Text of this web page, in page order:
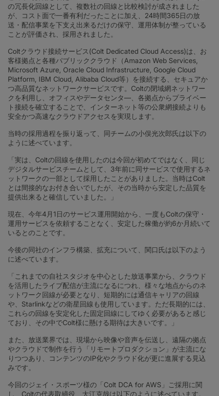
の冗長化回線として、複数社の回線と比較検討が成されました
が、コスト面で一番有利だったことに加え、24時間365日の放
送・配信事業を下支え出来るだけの保守、運用体制が整っている
ことが評価され、採用されました。
Coltクラウド接続サービス(Colt Dedicated Cloud Access)は、お
客様拠点と各種パブリッククラウド（Amazon Web Services,
Microsoft Azure, Oracle Cloud Infrastructure, Google Cloud
Platform, IBM Cloud, Alibaba Cloud等）を接続する、セキュアか
つ高品質なネットワークサービスです。Coltの閉域網ネットワー
クを利用し、オフィスやデータセンタ―、各拠点からプライベー
ト接続を確立することで、インターネット等の公衆網接続よりも
安全かつ高速なクラウドアクセスを実現します。
当時の採用過程を振り返って、同チームの小俣光次郎氏は以下の
ように述べています。
「実は、Coltの回線を使用したのは今回が初めてではなく、同じ
デジタルサービスチームとして、3年前に同サービスで使用するネ
ットワークの一部として採用したことがありました。当時はColt
とは間接的なお付き合いでしたが、その当時から安定した品質を
提供出来ると確信していました。」
現在、今年4月1日のサービス運用開始から、一度もColtの保守・
運用サービスを依頼することなく、安定した稼働が約6か月続いて
いるとのことです。
今後の同社のインフラ構築、拡充について、関口氏は以下のよう
に述べています。
「これまでの自社スタジオを中心とした放送事業から、クラウド
を活用したライブ配信が主流になるにつれ、様々な地点からのネ
ットワーク回線が必要となり、短期的には通信キャリアの回線
や、Starlinkなどの衛星回線も使用しています。ただ長期的には、
これらの回線を安定化した固定回線にしてゆく必要があると感じ
ており、その中でColt様に懸ける期待は大きいです。」
また、放送業界では、現場から映像や音声を伝送し、遠隔の拠点
やクラウドで制作を行う「リモートプロダクション」が主流にな
りつつあり、コンテンツのIP化やクラウド化が更に進展する見込
みです。
今回のジェイ・スポーツ様の「Colt DCA for AWS」ご採用に関
し、Coltの代表取締役、大江克哉は以下のように述べています。